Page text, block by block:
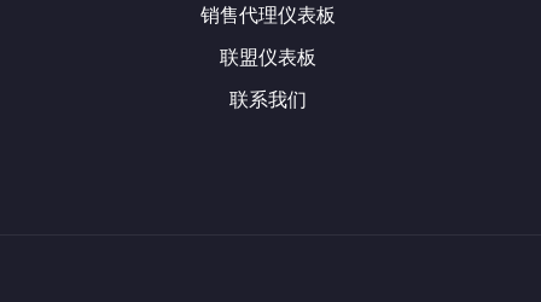
销售代理仪表板
联盟仪表板
联系我们